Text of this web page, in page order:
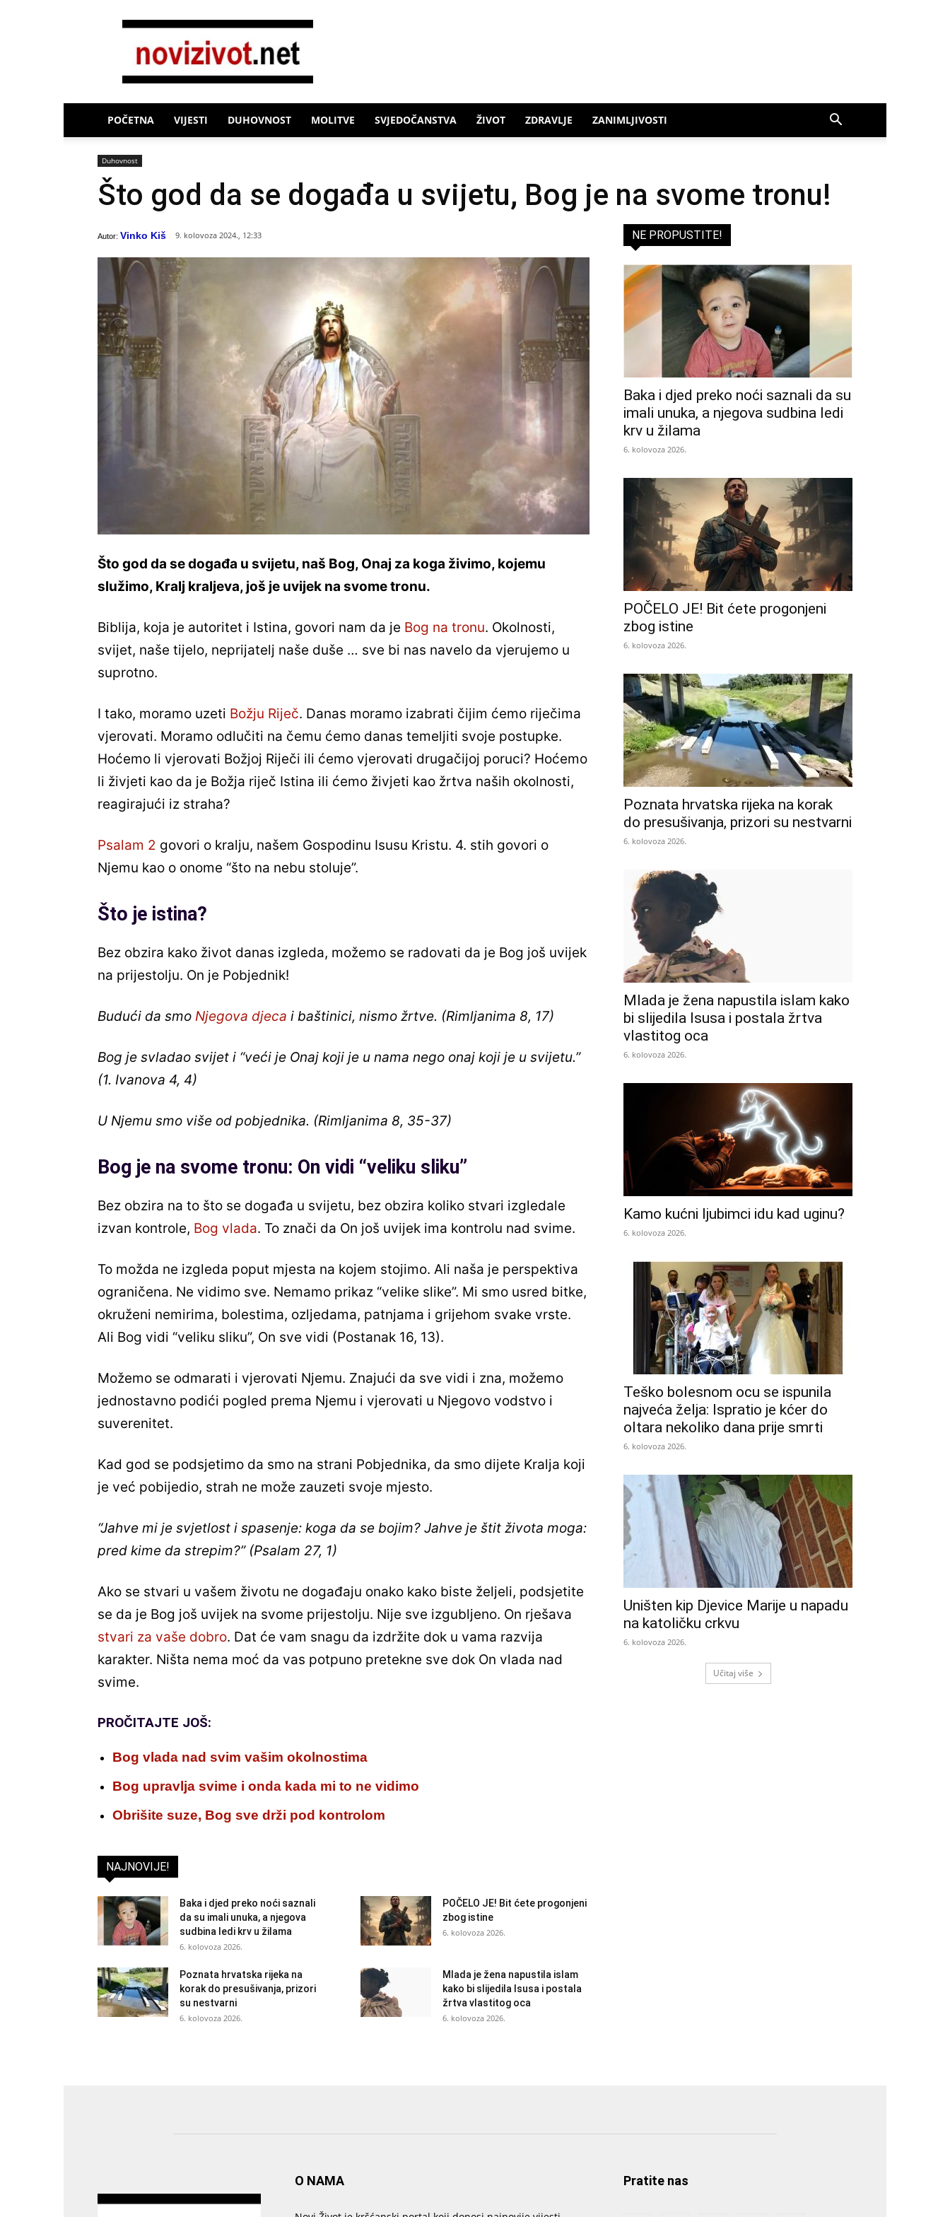
Novi
POČETNA VIJESTI DUHOVNOST MOLITVE SVJEDOČANSTVA ŽIVOT ZDRAVLJE ZANIMLJIVOSTI
Duhovnost
Što god da se događa u svijetu, Bog je na svome tronu!
Autor: Vinko Kiš 9. kolovoza 2024., 12:33
Što god da se događa u svijetu, naš Bog, Onaj za koga živimo, kojemu
služimo, Kralj kraljeva, još je uvijek na svome tronu.
Biblija, koja je autoritet i Istina, govori nam da je Bog na tronu. Okolnosti,
svijet, naše tijelo, neprijatelj naše duše … sve bi nas navelo da vjerujemo u
suprotno.
I tako, moramo uzeti Božju Riječ. Danas moramo izabrati čijim ćemo riječima
vjerovati. Moramo odlučiti na čemu ćemo danas temeljiti svoje postupke.
Hoćemo li vjerovati Božjoj Riječi ili ćemo vjerovati drugačijoj poruci? Hoćemo
li živjeti kao da je Božja riječ Istina ili ćemo živjeti kao žrtva naših okolnosti,
reagirajući iz straha?
Psalam 2 govori o kralju, našem Gospodinu Isusu Kristu. 4. stih govori o
Njemu kao o onome “što na nebu stoluje”.
Što je istina?
Bez obzira kako život danas izgleda, možemo se radovati da je Bog još uvijek
na prijestolju. On je Pobjednik!
Budući da smo Njegova djeca i baštinici, nismo žrtve. (Rimljanima 8, 17)
Bog je svladao svijet i “veći je Onaj koji je u nama nego onaj koji je u svijetu.”
(1. Ivanova 4, 4)
U Njemu smo više od pobjednika. (Rimljanima 8, 35-37)
Bog je na svome tronu: On vidi “veliku sliku”
Bez obzira na to što se događa u svijetu, bez obzira koliko stvari izgledale
izvan kontrole, Bog vlada. To znači da On još uvijek ima kontrolu nad svime.
To možda ne izgleda poput mjesta na kojem stojimo. Ali naša je perspektiva
ograničena. Ne vidimo sve. Nemamo prikaz “velike slike”. Mi smo usred bitke,
okruženi nemirima, bolestima, ozljedama, patnjama i grijehom svake vrste.
Ali Bog vidi “veliku sliku”, On sve vidi (Postanak 16, 13).
Možemo se odmarati i vjerovati Njemu. Znajući da sve vidi i zna, možemo
jednostavno podići pogled prema Njemu i vjerovati u Njegovo vodstvo i
suverenitet.
Kad god se podsjetimo da smo na strani Pobjednika, da smo dijete Kralja koji
je već pobijedio, strah ne može zauzeti svoje mjesto.
“Jahve mi je svjetlost i spasenje: koga da se bojim? Jahve je štit života moga:
pred kime da strepim?” (Psalam 27, 1)
Ako se stvari u vašem životu ne događaju onako kako biste željeli, podsjetite
se da je Bog još uvijek na svome prijestolju. Nije sve izgubljeno. On rješava
stvari za vaše dobro. Dat će vam snagu da izdržite dok u vama razvija
karakter. Ništa nema moć da vas potpuno pretekne sve dok On vlada nad
svime.
PROČITAJTE JOŠ:
Bog vlada nad svim vašim okolnostima
Bog upravlja svime i onda kada mi to ne vidimo
Obrišite suze, Bog sve drži pod kontrolom
NAJNOVIJE!
Baka i djed preko noći saznali
da su imali unuka, a njegova
sudbina ledi krv u žilama
6. kolovoza 2026.
POČELO JE! Bit ćete progonjeni
zbog istine
6. kolovoza 2026.
Poznata hrvatska rijeka na
korak do presušivanja, prizori
su nestvarni
6. kolovoza 2026.
Mlada je žena napustila islam
kako bi slijedila Isusa i postala
žrtva vlastitog oca
6. kolovoza 2026.
NE PROPUSTITE!
Baka i djed preko noći saznali da su
imali unuka, a njegova sudbina ledi
krv u žilama
6. kolovoza 2026.
POČELO JE! Bit ćete progonjeni
zbog istine
6. kolovoza 2026.
Poznata hrvatska rijeka na korak
do presušivanja, prizori su nestvarni
6. kolovoza 2026.
Mlada je žena napustila islam kako
bi slijedila Isusa i postala žrtva
vlastitog oca
6. kolovoza 2026.
Kamo kućni ljubimci idu kad uginu?
6. kolovoza 2026.
Teško bolesnom ocu se ispunila
najveća želja: Ispratio je kćer do
oltara nekoliko dana prije smrti
6. kolovoza 2026.
Uništen kip Djevice Marije u napadu
na katoličku crkvu
6. kolovoza 2026.
Učitaj više
O NAMA Pratite nas